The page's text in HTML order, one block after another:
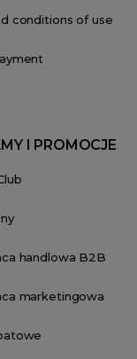
conditions of use
I PROMOCJE
handlowa B2B
marketingowa